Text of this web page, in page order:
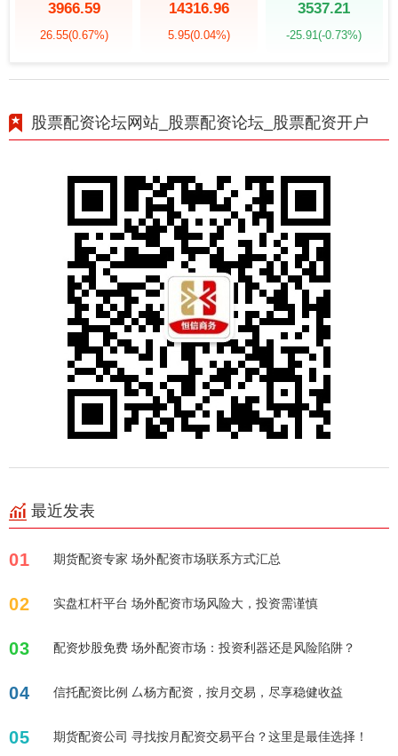
3966.59
26.55(0.67%)
14316.96
5.95(0.04%)
3537.21
-25.91(-0.73%)
股票配资论坛网站_股票配资论坛_股票配资开户
最近发表
01 期货配资专家 场外配资市场联系方式汇总
02 实盘杠杆平台 场外配资市场风险大，投资需谨慎
03 配资炒股免费 场外配资市场：投资利器还是风险陷阱？
04 信托配资比例 厶杨方配资，按月交易，尽享稳健收益
05 期货配资公司 寻找按月配资交易平台？这里是最佳选择！